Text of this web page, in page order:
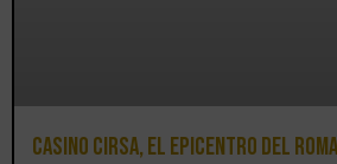
Casino CIRSA, el epicentro del